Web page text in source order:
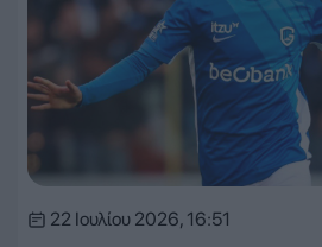
22 Ιουλίου 2026, 16:51